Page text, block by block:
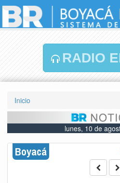
RADIO
Inicio
lunes, 10 de
Boyacá